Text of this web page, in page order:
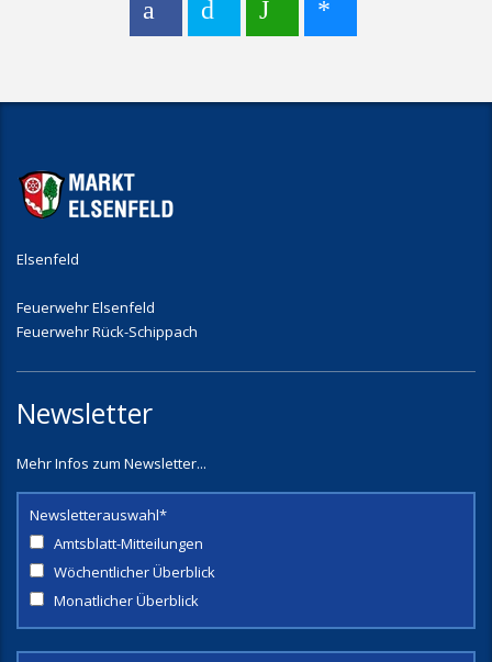
Elsenfeld
Feuerwehr Elsenfeld
Feuerwehr Rück-Schippach
Newsletter
Mehr Infos zum Newsletter...
Newsletterauswahl*
Amtsblatt-Mitteilungen
Wöchentlicher Überblick
Monatlicher Überblick